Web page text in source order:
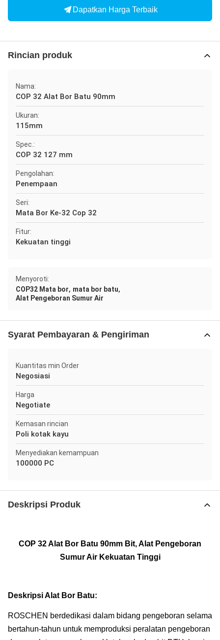
Dapatkan Harga Terbaik
Rincian produk
Nama:
COP 32 Alat Bor Batu 90mm
Ukuran:
115mm
Spec.:
COP 32 127 mm
Pengolahan:
Penempaan
Seri:
Mata Bor Ke-32 Cop 32
Fitur:
Kekuatan tinggi
Menyoroti:
COP32 Mata bor, mata bor batu,
Alat Pengeboran Sumur Air
Syarat Pembayaran & Pengiriman
Kuantitas min Order
Negosiasi
Harga
Negotiate
Kemasan rincian
Poli kotak kayu
Menyediakan kemampuan
100000 PC
Deskripsi Produk
COP 32 Alat Bor Batu 90mm Bit, Alat Pengeboran
Sumur Air Kekuatan Tinggi
Deskripsi Alat Bor Batu:
ROSCHEN berdedikasi dalam bidang pengeboran selama
bertahun-tahun untuk memproduksi peralatan pengeboran